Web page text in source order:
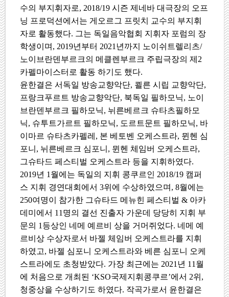
수의 부지휘자로, 2018/19 시즌 제네바 대극장의 오프
닝 프로덕션에서는 게오르그 프릿치 교수의 부지휘
자로 활동했다. 그는 독일음악협회 지휘자 포럼의 장
학생이며 , 2019년부터 2021 년까지 노이쉬트렐리츠/
노이브란덴부르크의 메클렌부르크 주립극장의 제 2
카펠마이스터로 활동 하기도 했다.
윤한결은 서독일 방송교향악단, 쾰른 시립 교향악단,
프랑크푸르트 방송교향악단, 북독일 필하모닉, 노이
브란덴부르크 필하모닉, 뉘른베르크 슈타츠필하모
닉, 슈투트가르트 필하모닉, 도르트문트 필하모닉, 바
이마르 슈타츠카펠레 , 본 베토벤 오케스트라, 뮌헨 심
포니 , 뉘른베르크 심포니 , 뮌헨 체임버 오케스트라,
그슈타드 페스티벌 오케스트라 등을 지휘하였다.
2019년 1 월에는 독일의 지휘 콩쿠르인 2018/19 캠퍼
스 지휘 경연대회에서 3위에 수상하였으며 , 8월에는
250여명이 참가한 그슈타드 메뉴힌 페스티벌 & 아카
데미에서 11 명의 결선 진출자 가운데 당당히 지휘 부
문의 1 등상인 네메 예르비 상을 거머쥐었다. 네메 예
르비상 수상자로서 바젤 체임버 오케스트라를 지휘
하였고, 바젤 심포니 오케스트라와 베른 심포니 오케
스트라에도 초청받았다. 가장 최근에는 2021 년 11 월
에 처음으로 개최된 ‘KSO국제지휘콩쿠르’에서 2위 ,
청중상을 수상하기도 하였다. 작곡가로서 윤한결은